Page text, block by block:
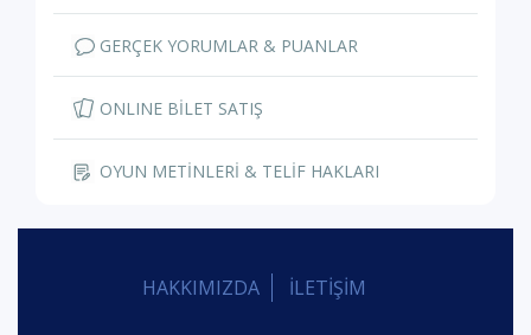
GERÇEK YORUMLAR & PUANLAR
ONLINE BİLET SATIŞ
OYUN METİNLERİ & TELİF HAKLARI
HAKKIMIZDA İLETİŞİM